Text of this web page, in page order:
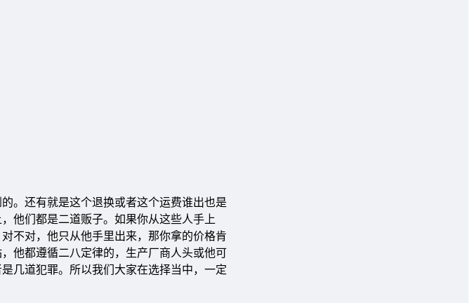
。还有就是这个退换或者这个运费谁出也是
他们都是二道贩子。如果你从这些人手上
不对，他只从他手里出来，那你拿的价格肯
他都遵循二八定律的，生产厂商人头或他可
几道犯罪。所以我们大家在选择当中，一定